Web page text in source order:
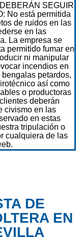
SEGUIR
No está permitida
de ruidos en las
en las
La empresa se
permitido fumar en
ni manipular
incendios en
petardos,
así como
o productoras
deberán
civismo en las
en estas
tripulación o
cualquiera de las
DE
EN